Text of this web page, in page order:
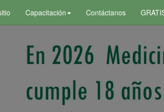
Capacitación Contáctanos